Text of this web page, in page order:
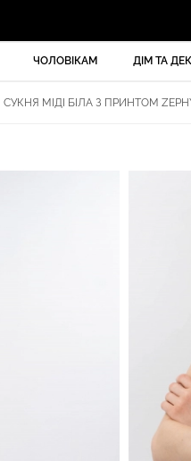
ЧОЛОВІКАМ ДІМ ТА
СУКНЯ МІДІ БІЛА З ПРИНТОМ